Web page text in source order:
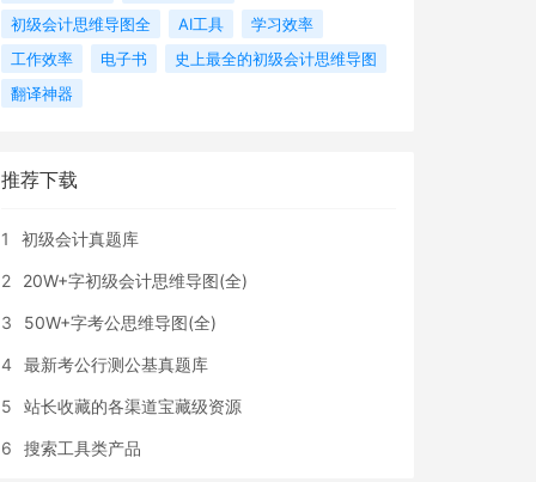
初级会计思维导图全
AI工具
学习效率
工作效率
电子书
史上最全的初级会计思维导图
翻译神器
推荐下载
1 初级会计真题库
2 20W+字初级会计思维导图(全)
3 50W+字考公思维导图(全)
4 最新考公行测公基真题库
5 站长收藏的各渠道宝藏级资源
6 搜索工具类产品